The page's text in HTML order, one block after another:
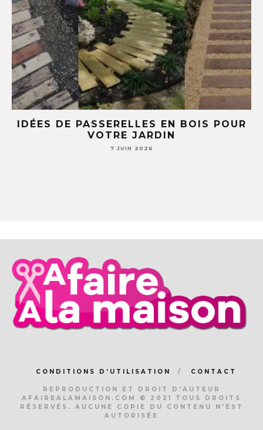
POUR
5 IDÉES DIY AVEC DES
SOUCOUPES (TU NE
JAMAIS TA VAISSELLE
CONDITIONS D’UTILISATION CONTACT
REPRODUCTION ET DROIT D'AUTEUR
AFAIREALAMAISON.COM © 2021 TOUS DROITS
RÉSERVÉS. AUCUNE COPIE DU CONTENU N'EST
AUTORISÉE